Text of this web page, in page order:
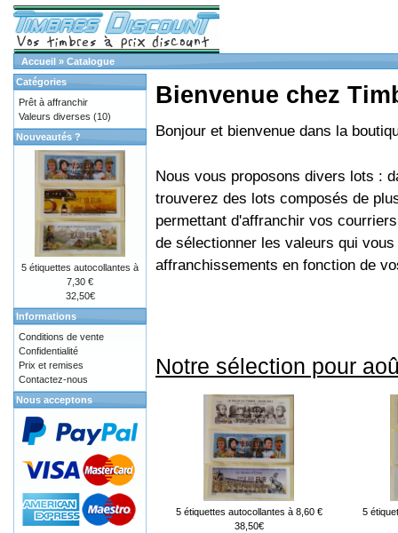
Accueil » Catalogue
Bienvenue chez
Bonjour et bienvenue dans la
Nous vous proposons divers lots :
trouverez des lots composés de
permettant d'affranchir vos
de sélectionner les valeurs qui
affranchissements en fonction de
Notre sélection pour
5 étiquettes autocollantes à 8,60 €
38,50€
5
Catégories
Prêt à affranchir
Valeurs diverses (10)
Nouveautés ?
5 étiquettes autocollantes à
7,30 €
32,50€
Informations
Conditions de vente
Confidentialité
Prix et remises
Contactez-nous
Nous acceptons